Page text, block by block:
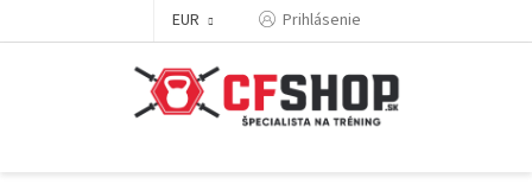
EUR Prihlásenie